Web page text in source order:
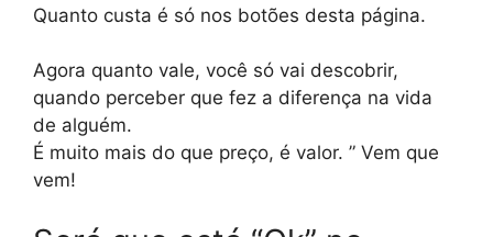
Quanto custa é só nos botões desta página.
Agora quanto vale, você só vai descobrir,
quando perceber que fez a diferença na vida
de alguém.
É muito mais do que preço, é valor. ” Vem que
vem!